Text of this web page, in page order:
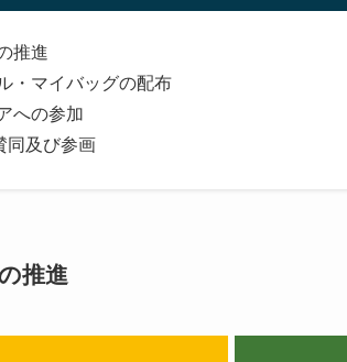
推進
・マイバッグの配布
への参加
同及び参画
推進